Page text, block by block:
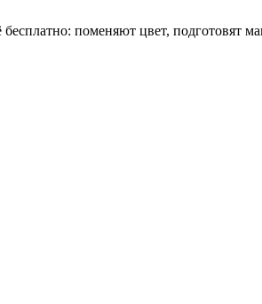
поменяют цвет, подготовят